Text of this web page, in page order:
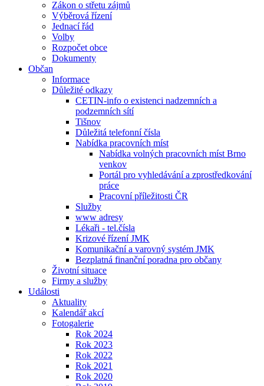
Zákon o střetu zájmů
Výběrová řízení
Jednací řád
Volby
Rozpočet obce
Dokumenty
Občan
Informace
Důležité odkazy
CETIN-info o existenci nadzemních a
podzemních sítí
Tišnov
Důležitá telefonní čísla
Nabídka pracovních míst
Nabídka volných pracovních míst Brno
venkov
Portál pro vyhledávání a zprostředkování
práce
Pracovní příležitosti ČR
Služby
www adresy
Lékaři - tel.čísla
Krizové řízení JMK
Komunikační a varovný systém JMK
Bezplatná finanční poradna pro občany
Životní situace
Firmy a služby
Události
Aktuality
Kalendář akcí
Fotogalerie
Rok 2024
Rok 2023
Rok 2022
Rok 2021
Rok 2020